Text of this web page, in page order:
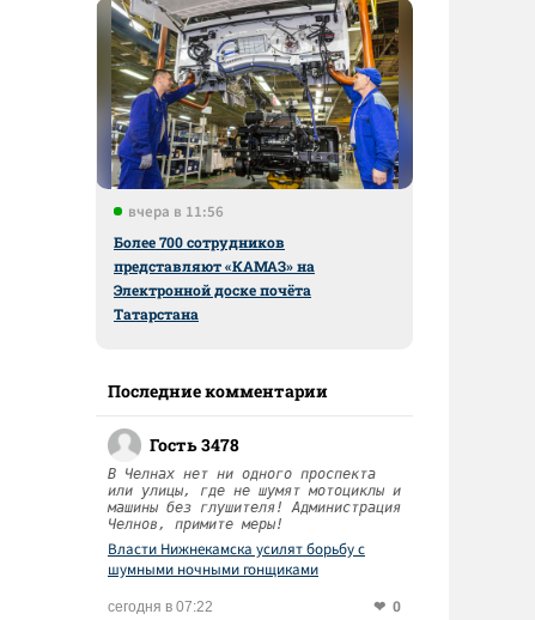
вчера в 11:56
Более 700 сотрудников
представляют «КАМАЗ» на
Электронной доске почёта
Татарстана
Последние комментарии
Гость 3478
В Челнах нет ни одного проспекта
или улицы, где не шумят мотоциклы и
машины без глушителя! Администрация
Челнов, примите меры!
Власти Нижнекамска усилят борьбу с
шумными ночными гонщиками
сегодня в 07:22 0